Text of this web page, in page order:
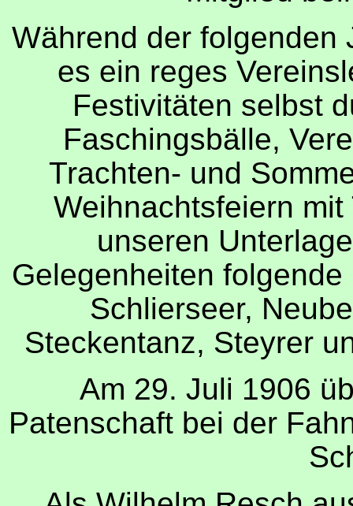
Während der folgenden
es ein reges
Festivitäten selbst
Faschingsbälle,
Trachten- und
Weihnachtsfeiern
unseren
Gelegenheiten
Schlierseer,
Steckentanz, Steyrer
Am 29. Juli 1906
Patenschaft bei der